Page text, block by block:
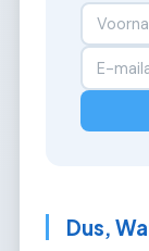
Dus,